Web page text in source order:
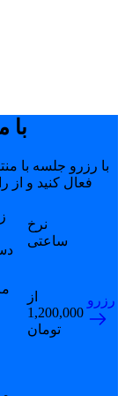
با
با رزرو جلسه با
فعال کنید و از
نرخ
ساعتی
از
1,200,000
تومان
رزرو